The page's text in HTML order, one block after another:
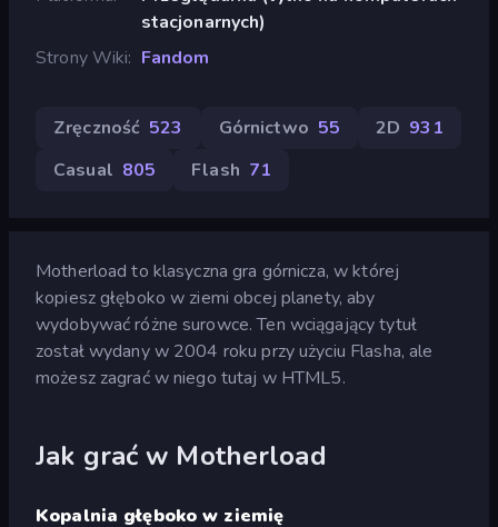
stacjonarnych)
Strony Wiki
Fandom
Zręczność 523 Górnictwo 55 2D 931
Casual 805 Flash 71
Motherload to klasyczna gra górnicza, w której
kopiesz głęboko w ziemi obcej planety, aby
wydobywać różne surowce. Ten wciągający tytuł
został wydany w 2004 roku przy użyciu Flasha, ale
możesz zagrać w niego tutaj w HTML5.
Jak grać w Motherload
Kopalnia głęboko w ziemię